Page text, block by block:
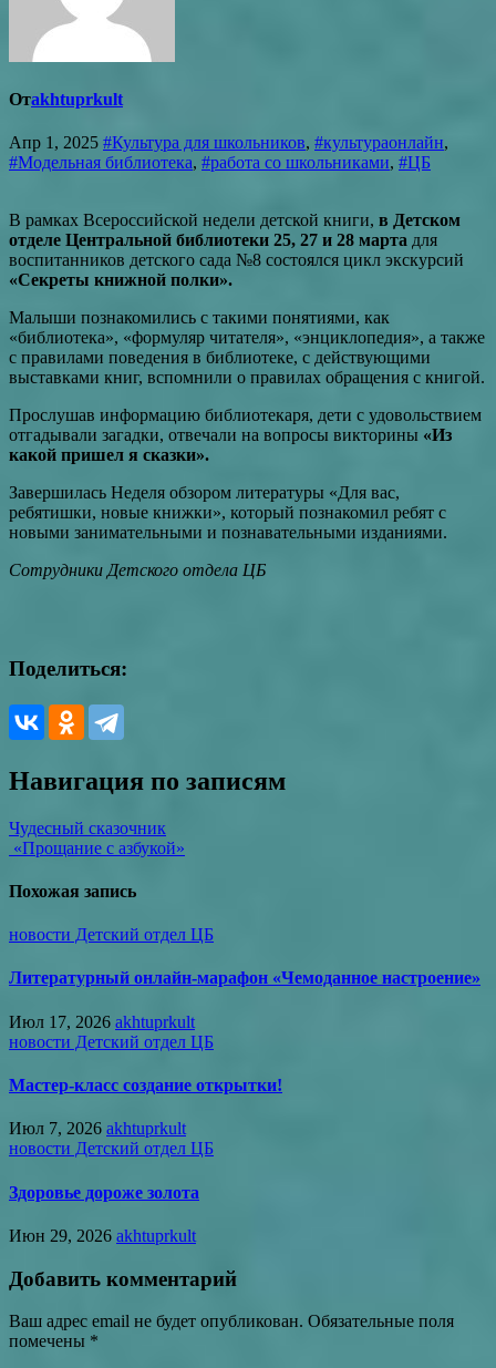
Отakhtuprkult
Апр 1, 2025 #Культура для школьников, #культураонлайн,
#Модельная библиотека, #работа со школьниками, #ЦБ
В рамках Всероссийской недели детской книги, в Детском
отделе Центральной библиотеки 25, 27 и 28 марта для
воспитанников детского сада №8 состоялся цикл экскурсий
«Секреты книжной полки».
Малыши познакомились с такими понятиями, как
«библиотека», «формуляр читателя», «энциклопедия», а также
с правилами поведения в библиотеке, с действующими
выставками книг, вспомнили о правилах обращения с книгой.
Прослушав информацию библиотекаря, дети с удовольствием
отгадывали загадки, отвечали на вопросы викторины «Из
какой пришел я сказки».
Завершилась Неделя обзором литературы «Для вас,
ребятишки, новые книжки», который познакомил ребят с
новыми занимательными и познавательными изданиями.
Сотрудники Детского отдела ЦБ
Поделиться:
Навигация по записям
Чудесный сказочник
«Прощание с азбукой»
Похожая запись
новости Детский отдел ЦБ
Литературный онлайн-марафон «Чемоданное настроение»
Июл 17, 2026 akhtuprkult
новости Детский отдел ЦБ
Мастер-класс создание открытки!
Июл 7, 2026 akhtuprkult
новости Детский отдел ЦБ
Здоровье дороже золота
Июн 29, 2026 akhtuprkult
Добавить комментарий
Ваш адрес email не будет опубликован. Обязательные поля
помечены *